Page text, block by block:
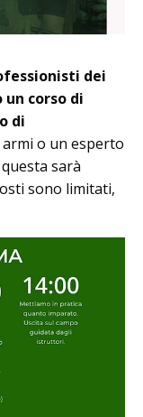
dei
corso di
di
o un esperto
sarà
sono limitati,